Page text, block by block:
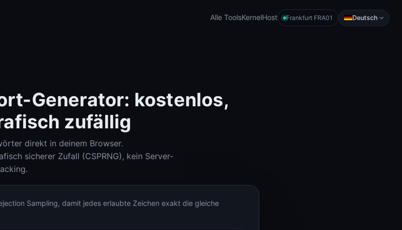
Alle ToolsKernelHost Frankfurt FRA01 Deutsch
Check-Host (Ping, HTTP, Port, DNS, IP-Info)
Generator: kostenlos,
zufällig
direkt in deinem Browser.
sicherer Zufall (CSPRNG), kein Server-
Sampling, damit jedes erlaubte Zeichen exakt die gleiche